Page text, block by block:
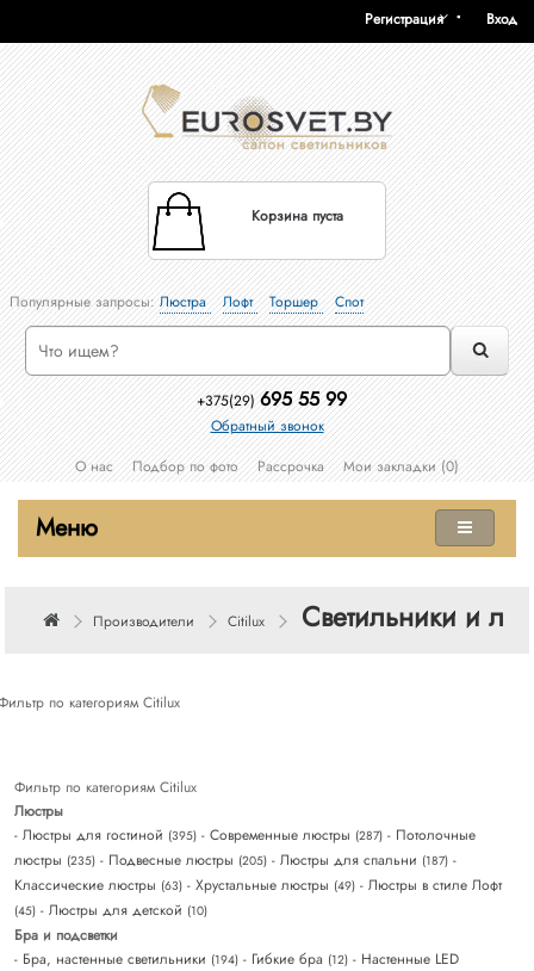
Вход
Регистрация
Корзина пуста
Популярные запросы:Люстра Лофт Торшер Спот
+375(29) 695 55 99
Обратный звонок
О нас
Подбор по фото Рассрочка Мои закладки (0)
Меню
Производители Citilux Светильники и
по категориям Citilux
Фильтр по категориям Citilux
Люстры
- Люстры для гостиной (395) - Современные люстры (287) - Потолочные
люстры (235) - Подвесные люстры (205) - Люстры для спальни (187) -
Классические люстры (63) - Хрустальные люстры (49) - Люстры в стиле Лофт
(45) - Люстры для детской (10)
Бра и подсветки
- Бра, настенные светильники (194) - Гибкие бра (12) - Настенные LED